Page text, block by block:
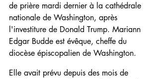
de prière mardi dernier à la cathédrale
nationale de Washington, après
l'investiture de Donald Trump. Mariann
Edgar Budde est évêque, cheffe du
diocèse épiscopalien de Washington.
Elle avait prévu depuis des mois de